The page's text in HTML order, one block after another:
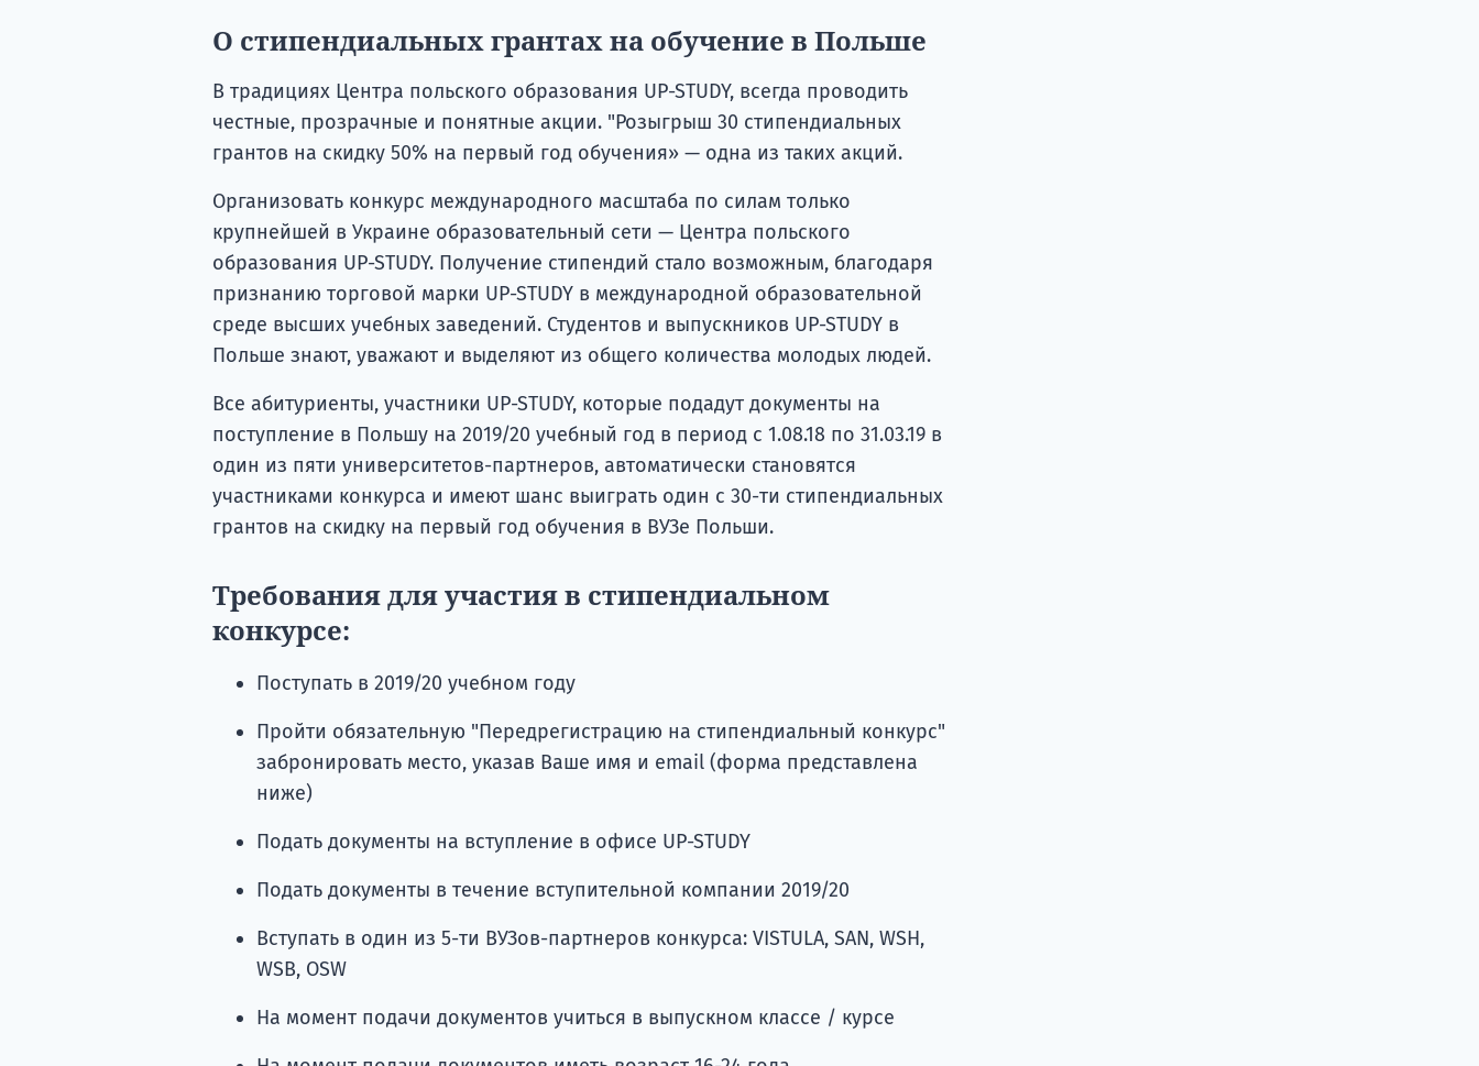
О стипендиальных грантах на обучение в Польше
В традициях Центра польского образования UP-STUDY, всегда проводить
честные, прозрачные и понятные акции. "Розыгрыш 30 стипендиальных
грантов на скидку 50% на первый год обучения» — одна из таких акций.
Организовать конкурс международного масштаба по силам только
крупнейшей в Украине образовательный сети — Центра польского
образования UP-STUDY. Получение стипендий стало возможным, благодаря
признанию торговой марки UP-STUDY в международной образовательной
среде высших учебных заведений. Студентов и выпускников UP-STUDY в
Польше знают, уважают и выделяют из общего количества молодых людей.
Все абитуриенты, участники UP-STUDY, которые подадут документы на
поступление в Польшу на 2019/20 учебный год в период с 1.08.18 по 31.03.19 в
один из пяти университетов-партнеров, автоматически становятся
участниками конкурса и имеют шанс выиграть один с 30-ти стипендиальных
грантов на скидку на первый год обучения в ВУЗе Польши.
Требования для участия в стипендиальном
конкурсе:
Поступать в 2019/20 учебном году
Пройти обязательную "Передрегистрацию на стипендиальный конкурс"
забронировать место, указав Ваше имя и email (форма представлена ​​
ниже)
Подать документы на вступление в офисе UP-STUDY
Подать документы в течение вступительной компании 2019/20
Вступать в один из 5-ти ВУЗов-партнеров конкурса: VISTULA, SAN, WSH,
WSB, OSW
На момент подачи документов учиться в выпускном классе / курсе